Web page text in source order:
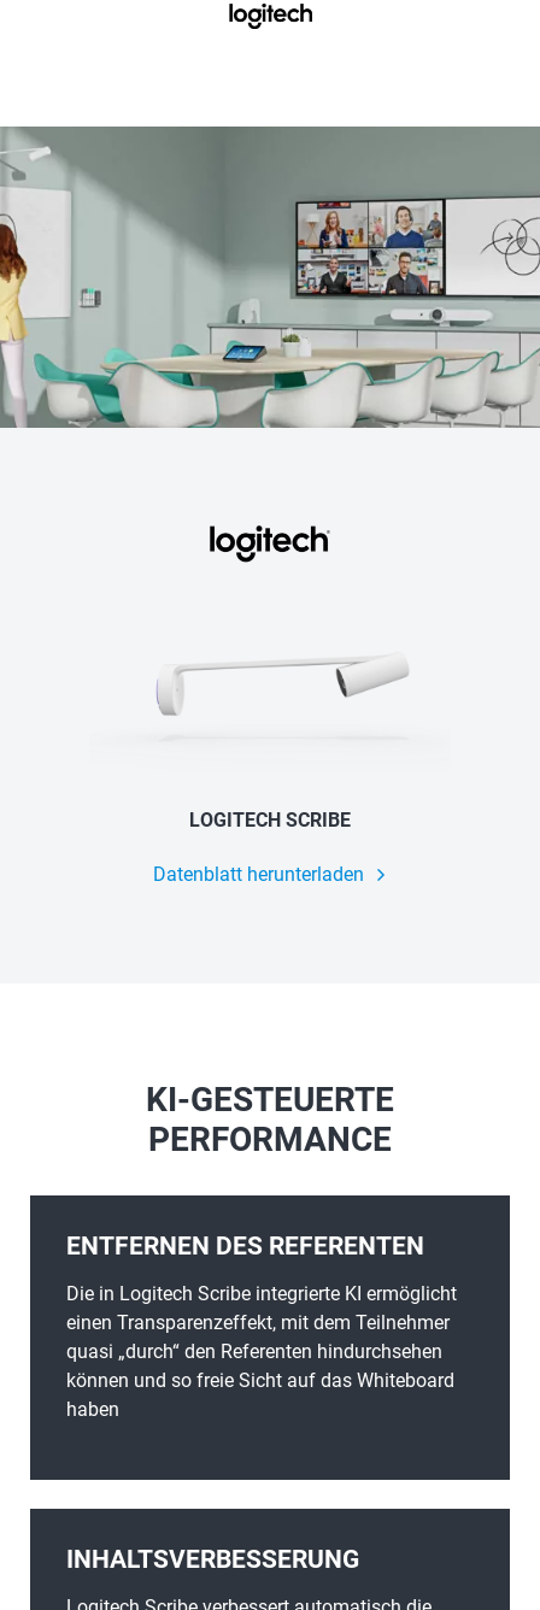
LOGITECH SCRIBE
Datenblatt herunterladen
KI-GESTEUERTE
PERFORMANCE
ENTFERNEN DES REFERENTEN
Die in Logitech Scribe integrierte KI ermöglicht
einen Transparenzeffekt, mit dem Teilnehmer
quasi „durch“ den Referenten hindurchsehen
können und so freie Sicht auf das Whiteboard
haben
INHALTSVERBESSERUNG